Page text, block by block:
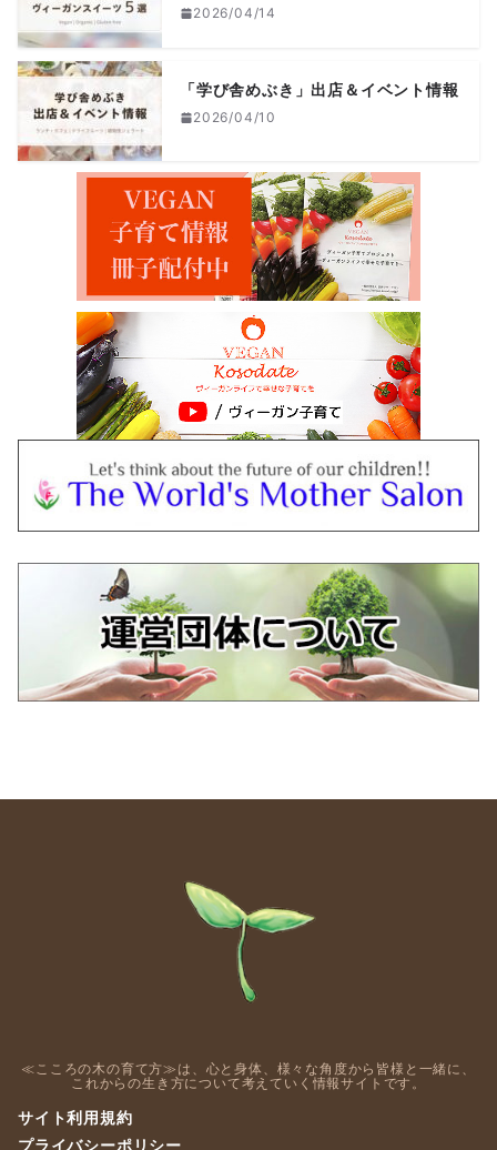
2026/04/14
「学び舎めぶき」出店＆イベント情報
2026/04/10
≪こころの木の育て方≫は、心と身体、様々な角度から皆様と一緒に、
これからの生き方について考えていく情報サイトです。
サイト利用規約
プライバシーポリシー